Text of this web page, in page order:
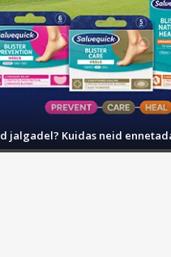
jalgadel? Kuidas neid